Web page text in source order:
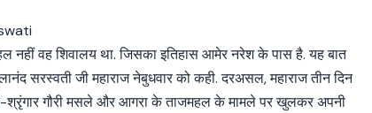
नहीं वह शिवालय था. जिसका इतिहास आमेर नरेश के पास है. यह बात
सरस्वती जी महाराज नेबुधवार को कही. दरअसल, महाराज तीन दिन
श्रृंगार गौरी मसले और आगरा के ताजमहल के मामले पर खुलकर अपनी